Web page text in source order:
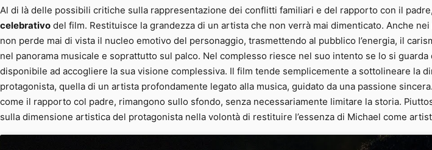
Al di là delle possibili critiche sulla rappresentazione dei conflitti familiari e del rapporto con il
celebrativo del film. Restituisce la grandezza di un artista che non verrà mai dimenticato. Anche
non perde mai di vista il nucleo emotivo del personaggio, trasmettendo al pubblico l’energia, il
nel panorama musicale e soprattutto sul palco. Nel complesso riesce nel suo intento se lo si
disponibile ad accogliere la sua visione complessiva. Il film tende semplicemente a sottolineare la
protagonista, quella di un artista profondamente legato alla musica, guidato da una passione
come il rapporto col padre, rimangono sullo sfondo, senza necessariamente limitare la storia.
sulla dimensione artistica del protagonista nella volontà di restituire l’essenza di Michael come